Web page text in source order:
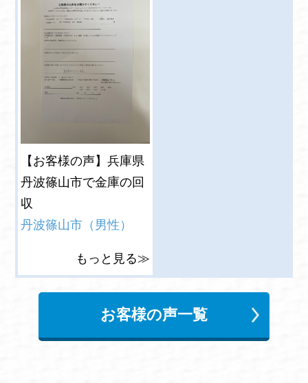
【お客様の声】兵庫県
丹波篠山市で金庫の回
収
丹波篠山市（男性）
もっと見る≫
お客様の声一覧